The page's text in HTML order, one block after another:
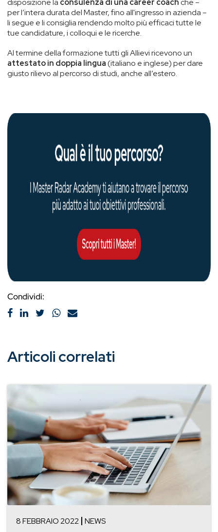
disposizione la consulenza di una career coachche –
per l’intera durata del Master, fino all'ingresso in azienda –
li segue e li consiglia rendendo molto più efficaci tutte le
tue candidature, i colloqui e le ricerche.
Al termine della formazione tutti gli Allievi ricevono un
attestato in doppia lingua(italiano e inglese) per dare
giusto rilievo al percorso di studi, anche all’estero.
Condividi:
Articoli correlati
8 FEBBRAIO 2022 NEWS